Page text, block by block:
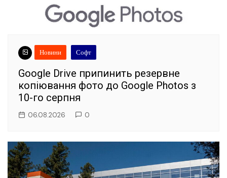
Новини Софт
Google Drive припинить резервне
копіювання фото до Google Photos з
10-го серпня
06.08.2026 0